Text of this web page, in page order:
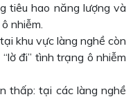
tiêu hao năng lượng và
nhiễm.
khu vực làng nghề còn
đi” tình trạng ô nhiễm
thấp: tại các làng nghề